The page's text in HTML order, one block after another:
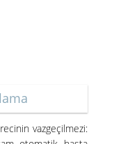
vazgeçilmezi: